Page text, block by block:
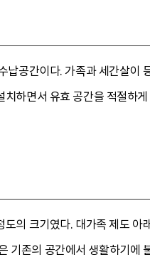
공간이다. 가족과 세간살이
하면서 유효 공간을 적절하
의 크기였다. 대가족 제도
존의 공간에서 생활하기에